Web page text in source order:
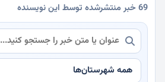
فرهنگی
ورزشی
69 خبر منتشرشده توسط این نویسنده